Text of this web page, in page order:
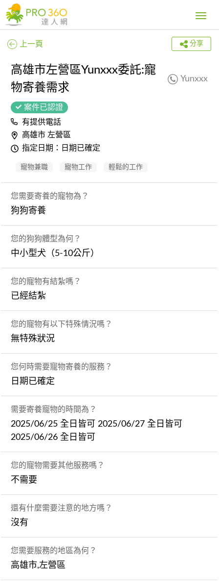
Toggle
上一頁 分享
高雄市左營區Yunxxx委託:寵
物寄養需求
Yunxxx
案件已認證
有提供電話
高雄市 左營區
指定日期：日期已確定
寵物兼職 寵物工作 輕鬆的工作
您需要寄養的寵物為？
狗狗寄養
您的狗狗體型為何？
中小型犬（5-10公斤）
您的寵物有結紮嗎？
已經結紮
您的寵物有以下特殊情況嗎？
無特殊狀況
您何時需要寵物寄養的服務？
日期已確定
需要寄養寵物的時間為？
2025/06/25 全日皆可 2025/06/27 全日皆可
2025/06/26 全日皆可
您的寵物需要其他服務嗎？
不需要
還有什麼需要注意的地方嗎？
沒有
您需要服務的地區為何？
高雄市,左營區